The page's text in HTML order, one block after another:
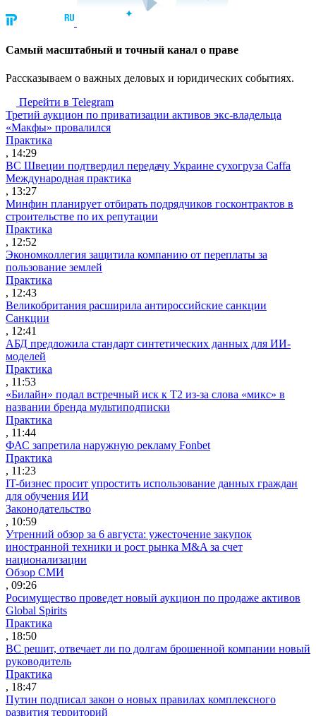
Cамый масштабный и точный канал о праве
Рассказываем о важных деловых и юридических событиях.
Перейти в Telegram
Третий аукцион по приватизации активов экс-владельца
«Макфы» провалился
Практика
, 14:29
ВС Швеции подтвердил передачу Украине сухогруза Caffa
Международная практика
, 13:27
Минфин планирует отбирать подрядчиков госконтрактов в
строительстве по их репутации
Практика
, 12:52
Экономколлегия защитила компанию от переплаты за
пользование землей
Практика
, 12:43
Великобритания расширила антироссийские санкции
Санкции
, 12:41
АБД предложила стандарт синтетических данных для ИИ-
моделей
Практика
, 11:53
«Билайн» подал встречный иск к Т2 из-за слова «микс» в
названии бренда мультиподписки
Практика
, 11:44
ФАС запретила наружную рекламу Fonbet
Практика
, 11:23
IT-бизнес просит упростить использование данных граждан
для обучения ИИ
Законодательство
, 10:59
Утренний обзор за 6 августа: ужесточение закупок
иностранной техники и рост рынка M&A за счет
национализации
Обзор СМИ
, 09:26
Росимущество проведет новый аукцион по продаже активов
Global Spirits
Практика
, 18:50
ВС решит, отвечает ли по долгам брошенной компании новый
руководитель
Практика
, 18:47
Путин подписал закон о новых правилах комплексного
развития территорий